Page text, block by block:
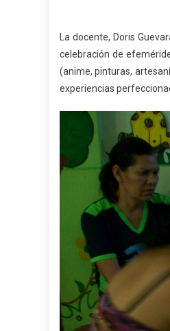
La docente, Doris
celebración de
(anime, pinturas,
experiencias